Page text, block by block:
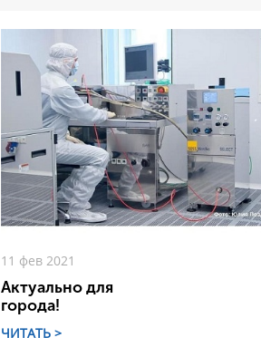
11 фев 2021
Актуально для
города!
ЧИТАТЬ >